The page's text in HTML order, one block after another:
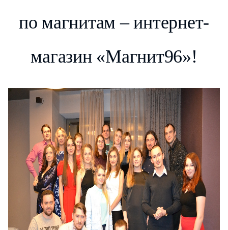
по магнитам – интернет-
магазин «Магнит96»!